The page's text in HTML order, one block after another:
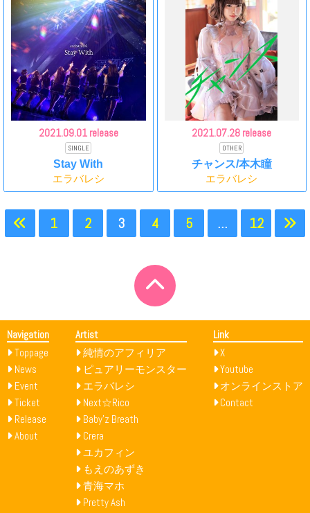
2021.09.01 release
SINGLE
Stay With
エラバレシ
2021.07.28 release
OTHER
チャンス/本木瞳
エラバレシ
1 2 3 4 5 … 12
Navigation
Toppage
News
Event
Ticket
Release
About
Artist
純情のアフィリア
ピュアリーモンスター
エラバレシ
Next☆Rico
Baby’z Breath
Crera
ユカフィン
もえのあずき
青海マホ
Pretty Ash
Link
X
Youtube
オンラインストア
Contact